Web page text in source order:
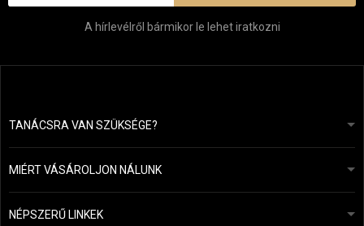
A hírlevélről bármikor le lehet iratkozni
TANÁCSRA VAN SZÜKSÉGE?info@mapeja.hu
24 órán belül válaszolunk.
MIÉRT VÁSÁROLJON NÁLUNK
Általános szerződési feltételek (ÁSZF)
Személyes adatok védelme
Fizetési és szállítási áttekintés
Áru visszaküldése
NÉPSZERŰ LINKEK
A mi történetünk